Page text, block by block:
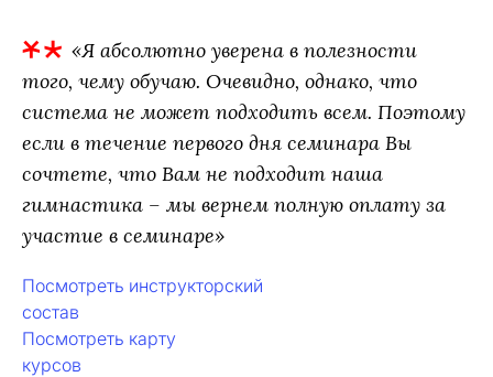
«Я абсолютно уверена в полезности
того, чему обучаю. Очевидно, однако, что
система не может подходить всем. Поэтому
если в течение первого дня семинара Вы
сочтете, что Вам не подходит наша
гимнастика – мы вернем полную оплату за
участие в семинаре»
Посмотреть инструкторский
состав
Посмотреть карту
курсов